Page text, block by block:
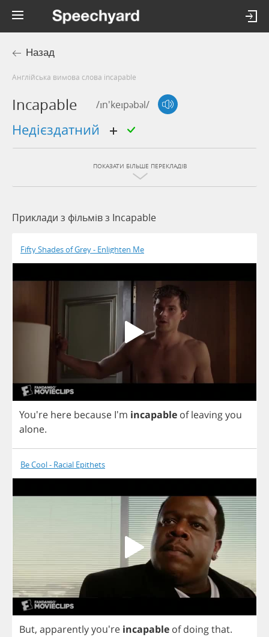
Назад
Англійська вимова слова incapable
Incapable /ɪn'keɪpəbəl/
недієздатний
ПОКАЗАТИ БІЛЬШЕ ПЕРЕКЛАДІВ
Приклади з фільмів з Incapable
Fifty Shades of Grey - Enlighten Me
You're here because I'm incapable of leavingyou
alone.
Be Cool - Racial Epithets
But, apparentlyyou're incapable of doingthat.